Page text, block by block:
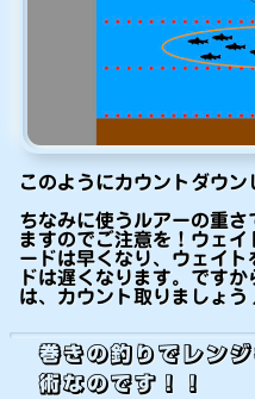
このようにカウントダウ
ちなみに使うルアーの重
ますのでご注意を！ウェ
ードは早くなり、ウェイ
ドは遅くなります。です
は、カウント取りましょ
巻きの釣りでレン
術なのです！！